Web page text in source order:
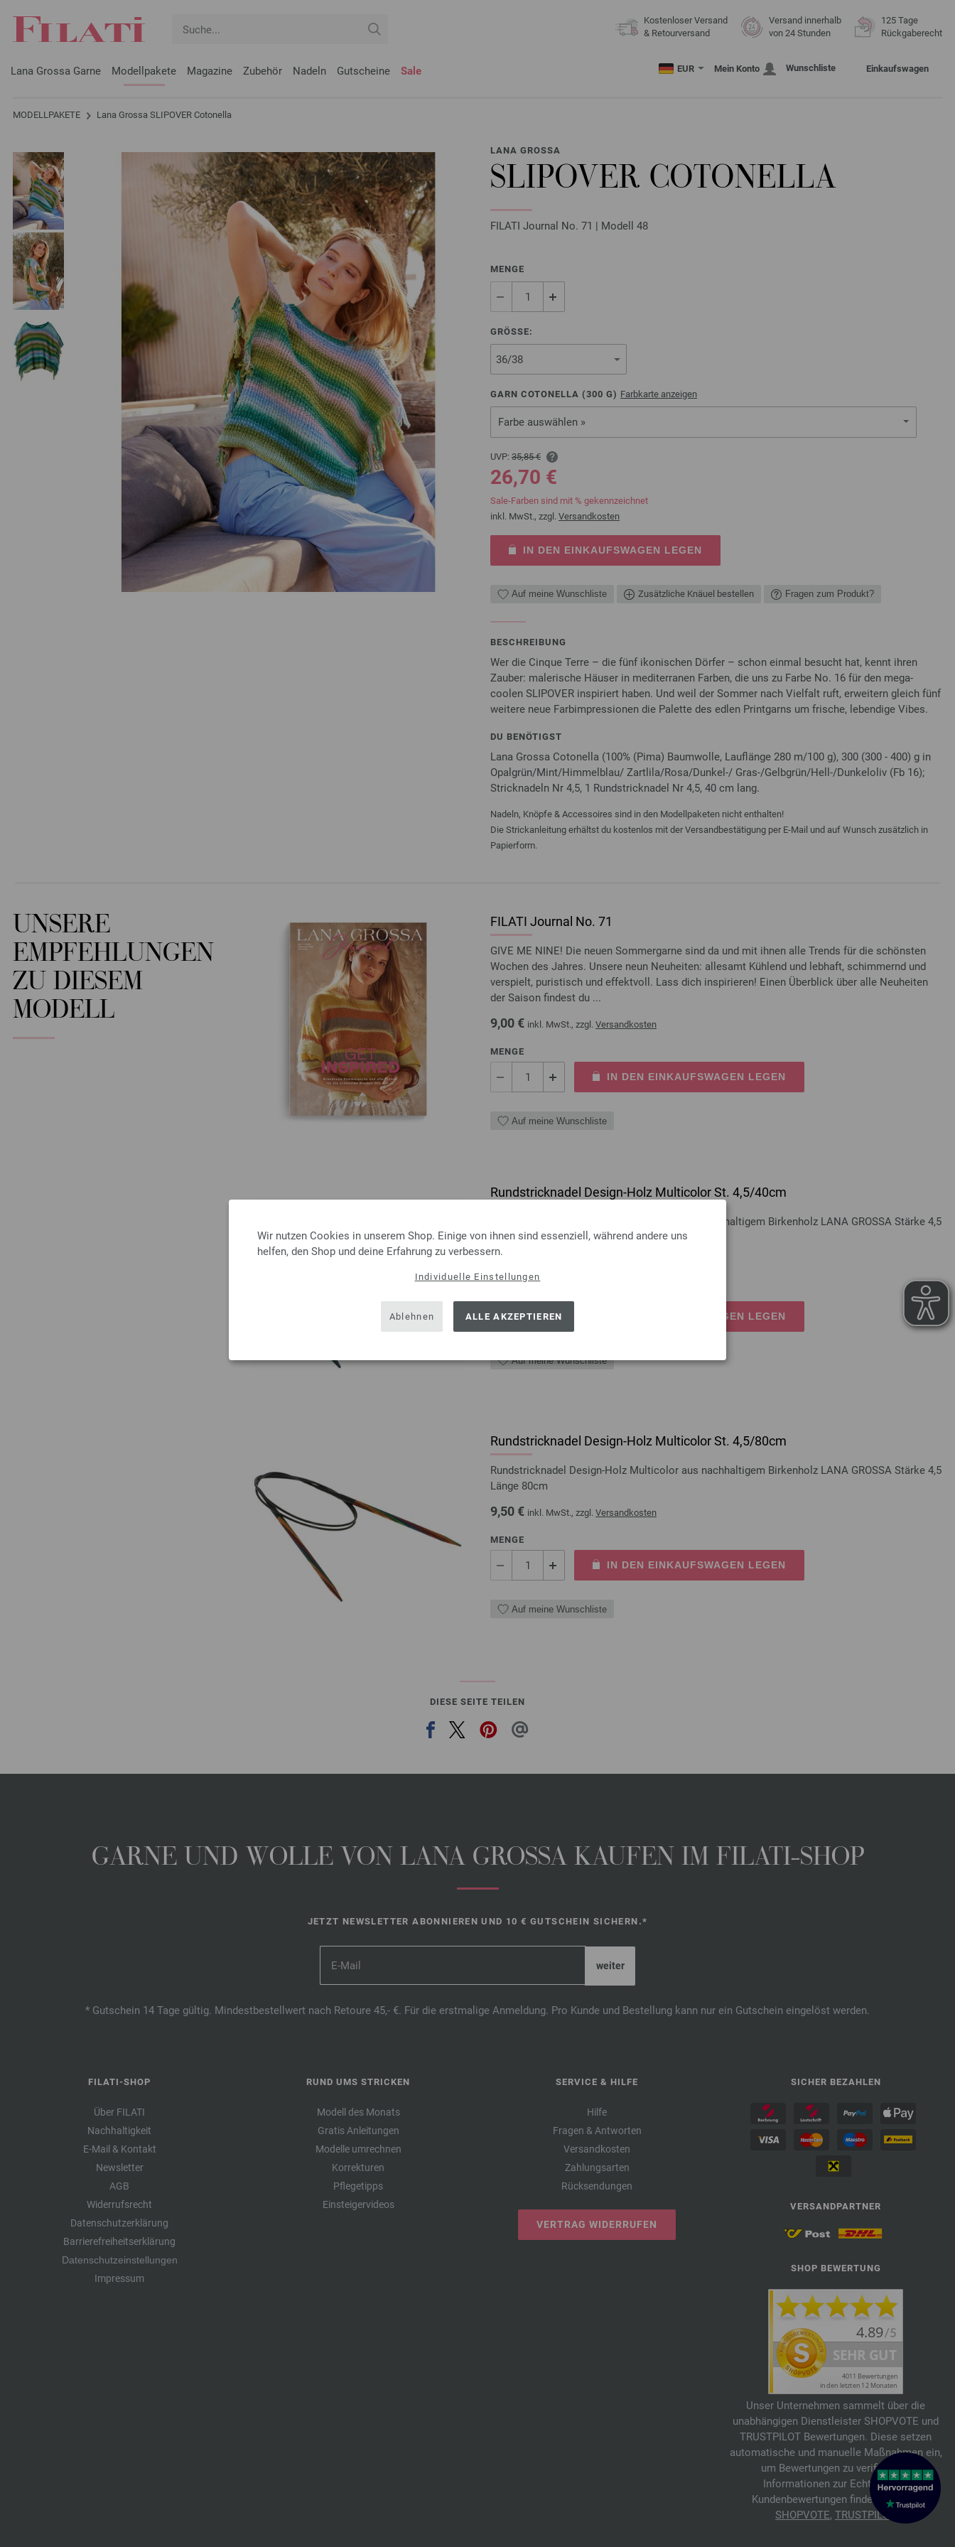
Wir nutzen Cookies in unserem Shop. Einige von ihnen sind essenziell, während andere uns
helfen, den Shop und deine Erfahrung zu verbessern.
Individuelle Einstellungen
Ablehnen ALLE AKZEPTIEREN
Kostenloser Versand
& Retourversand
Versand innerhalb
von 24 Stunden
125 Tage
Rückgaberecht
Lana Grossa Garne Modellpakete Magazine Zubehör Nadeln Gutscheine Sale EUR Mein Konto Wunschliste Einkaufswagen
MODELLPAKETE Lana Grossa SLIPOVER Cotonella
LANA GROSSA
SLIPOVER COTONELLA
FILATI Journal No. 71 | Modell 48
MENGE
GRÖSSE:
GARN COTONELLA (300 G) Farbkarte anzeigen
Farbe auswählen »
UVP: 35,85 €
26,70 €
Sale-Farben sind mit % gekennzeichnet
inkl. MwSt., zzgl. Versandkosten
IN DEN EINKAUFSWAGEN LEGEN
Auf meine Wunschliste Zusätzliche Knäuel bestellen Fragen zum Produkt?
BESCHREIBUNG
Wer die Cinque Terre – die fünf ikonischen Dörfer – schon einmal besucht hat, kennt ihren
Zauber: malerische Häuser in mediterranen Farben, die uns zu Farbe No. 16 für den mega-
coolen SLIPOVER inspiriert haben. Und weil der Sommer nach Vielfalt ruft, erweitern gleich fünf
weitere neue Farbimpressionen die Palette des edlen Printgarns um frische, lebendige Vibes.
DU BENÖTIGST
Lana Grossa Cotonella (100% (Pima) Baumwolle, Lauflänge 280 m/100 g), 300 (300 - 400) g in
Opalgrün/Mint/Himmelblau/ Zartlila/Rosa/Dunkel-/ Gras-/Gelbgrün/Hell-/Dunkeloliv (Fb 16);
Stricknadeln Nr 4,5, 1 Rundstricknadel Nr 4,5, 40 cm lang.
Nadeln, Knöpfe & Accessoires sind in den Modellpaketen nicht enthalten!
Die Strickanleitung erhältst du kostenlos mit der Versandbestätigung per E-Mail und auf Wunsch zusätzlich in
Papierform.
UNSERE
EMPFEHLUNGEN
ZU DIESEM
MODELL
FILATI Journal No. 71
GIVE ME NINE! Die neuen Sommergarne sind da und mit ihnen alle Trends für die schönsten
Wochen des Jahres. Unsere neun Neuheiten: allesamt Kühlend und lebhaft, schimmernd und
verspielt, puristisch und effektvoll. Lass dich inspirieren! Einen Überblick über alle Neuheiten
der Saison findest du ...
9,00 € inkl. MwSt., zzgl. Versandkosten
MENGE
IN DEN EINKAUFSWAGEN LEGEN
Auf meine Wunschliste
Rundstricknadel Design-Holz Multicolor St. 4,5/40cm
Rundstricknadel Design-Holz Multicolor aus nachhaltigem Birkenholz LANA GROSSA Stärke 4,5
Länge 40cm
IN DEN EINKAUFSWAGEN LEGEN
Auf meine Wunschliste
Rundstricknadel Design-Holz Multicolor St. 4,5/80cm
Rundstricknadel Design-Holz Multicolor aus nachhaltigem Birkenholz LANA GROSSA Stärke 4,5
Länge 80cm
9,50 € inkl. MwSt., zzgl. Versandkosten
MENGE
IN DEN EINKAUFSWAGEN LEGEN
Auf meine Wunschliste
DIESE SEITE TEILEN
GARNE UND WOLLE VON LANA GROSSA KAUFEN IM FILATI-SHOP
JETZT NEWSLETTER ABONNIEREN UND 10 € GUTSCHEIN SICHERN.*
* Gutschein 14 Tage gültig. Mindestbestellwert nach Retoure 45,- €. Für die erstmalige Anmeldung. Pro Kunde und Bestellung kann nur ein Gutschein eingelöst werden.
FILATI-SHOP
Über FILATI
Nachhaltigkeit
E-Mail & Kontakt
Newsletter
AGB
Widerrufsrecht
Datenschutzerklärung
Barrierefreiheitserklärung
Datenschutzeinstellungen
Impressum
RUND UMS STRICKEN
Modell des Monats
Gratis Anleitungen
Modelle umrechnen
Korrekturen
Pflegetipps
Einsteigervideos
SERVICE & HILFE
Hilfe
Fragen & Antworten
Versandkosten
Zahlungsarten
Rücksendungen
VERTRAG WIDERRUFEN
SICHER BEZAHLEN
VERSANDPARTNER
SHOP BEWERTUNG
Unser Unternehmen sammelt über die
unabhängigen Dienstleister SHOPVOTE und
TRUSTPILOT Bewertungen. Diese setzen
automatische und manuelle Maßnahmen ein,
um Bewertungen zu verifizieren.
Informationen zur Echtheit von
Kundenbewertungen findest du hier:
SHOPVOTE, TRUSTPILOT